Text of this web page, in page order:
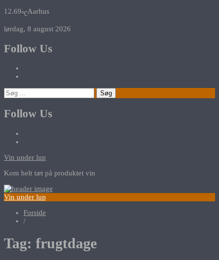
12.69℃Aarhus
lørdag, 8 august 2026
Follow Us
Søg
efter:
Follow Us
Vin under lup
Kom helt tæt på produktet vin
Vin under lup
Forside
/
Tag: frugtdage